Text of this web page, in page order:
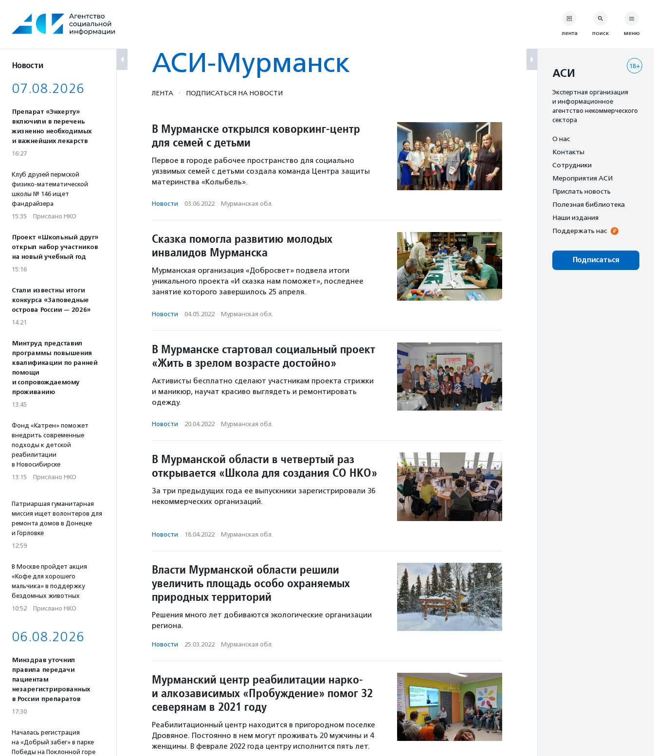
содержанию
Новости
07.08.2026
Препарат «Энхерту»
включили в перечень
жизненно необходимых
и важнейших лекарств
16:27
Клуб друзей пермской
физико-математической
школы № 146 ищет
фандрайзера
15:35 · Прислано НКО
Проект «Школьный друг»
открыл набор участников
на новый учебный год
15:16
Стали известны итоги
конкурса «Заповедные
острова России — 2026»
14:21
Минтруд представил
программы повышения
квалификации по ранней
помощи
и сопровождаемому
проживанию
13:45
Фонд «Катрен» поможет
внедрить современные
подходы к детской
реабилитации
в Новосибирске
13:15 · Прислано НКО
Патриаршая гуманитарная
миссия ищет волонтеров для
ремонта домов в Донецке
и Горловке
12:59
В Москве пройдет акция
«Кофе для хорошего
мальчика» в поддержку
бездомных животных
10:52 · Прислано НКО
06.08.2026
Минздрав уточнил
правила передачи
пациентам
незарегистрированных
в России препаратов
17:30
Началась регистрация
на «Добрый забег» в парке
Победы на Поклонной горе
АСИ-Мурманск
ЛЕНТА · ПОДПИСАТЬСЯ НА НОВОСТИ
В Мурманске открылся коворкинг-центр
для семей с детьми
Первое в городе рабочее пространство для социально
уязвимых семей с детьми создала команда Центра защиты
материнства «Колыбель».
Новости · 03.06.2022 · Мурманская обл.
Сказка помогла развитию молодых
инвалидов Мурманска
Мурманская организация «Добросвет» подвела итоги
уникального проекта «И сказка нам поможет», последнее
занятие которого завершилось 25 апреля.
Новости · 04.05.2022 · Мурманская обл.
В Мурманске стартовал социальный проект
«Жить в зрелом возрасте достойно»
Активисты бесплатно сделают участникам проекта стрижки
и маникюр, научат красиво выглядеть и ремонтировать
одежду.
Новости · 20.04.2022 · Мурманская обл.
В Мурманской области в четвертый раз
открывается «Школа для создания СО НКО»
За три предыдущих года ее выпускники зарегистрировали 36
некоммерческих организаций.
Новости · 18.04.2022 · Мурманская обл.
Власти Мурманской области решили
увеличить площадь особо охраняемых
природных территорий
Решения много лет добиваются экологические организации
региона.
Новости · 25.03.2022 · Мурманская обл.
Мурманский центр реабилитации нарко-
и алкозависимых «Пробуждение» помог 32
северянам в 2021 году
Реабилитационный центр находится в пригородном поселке
Дровяное. Постоянно в нем могут проживать 20 мужчины и 4
женщины. В феврале 2022 года центру исполнится пять лет.
лента поиск меню
18+
АСИ
Экспертная организация
и информационное
агентство некоммерческого
сектора
О нас
Контакты
Сотрудники
Мероприятия АСИ
Прислать новость
Полезная библиотека
Наши издания
Поддержать нас
Подписаться